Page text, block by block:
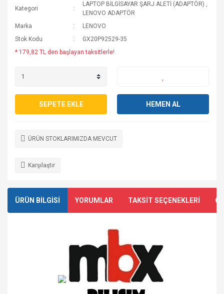
Kategori
LAPTOP BİLGİSAYAR ŞARJ ALETİ (ADAPTÖR) ,
LENOVO ADAPTÖR
Marka
LENOVO
Stok Kodu
GX20P92529-35
* 179,82 TL den başlayan taksitlerle!
SEPETE EKLE HEMEN AL
ÜRÜN STOKLARIMIZDA MEVCUT
Karşılaştır
ÜRÜN BİLGİSİ YORUMLAR TAKSİT SEÇENEKLERİ